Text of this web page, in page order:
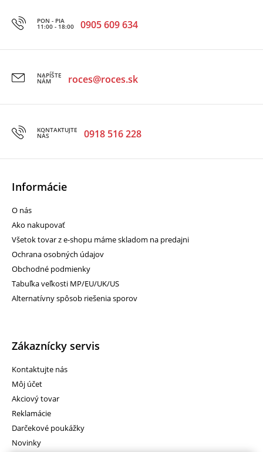
PON - PIA
11:00 - 18:00 0905 609 634
NAPÍŠTE
NÁM roces@roces.sk
KONTAKTUJTE
NÁS 0918 516 228
Informácie
O nás
Ako nakupovať
Všetok tovar z e-shopu máme skladom na predajni
Ochrana osobných údajov
Obchodné podmienky
Tabuľka veľkosti MP/EU/UK/US
Alternatívny spôsob riešenia sporov
Zákaznícky servis
Kontaktujte nás
Môj účet
Akciový tovar
Reklamácie
Darčekové poukážky
Novinky